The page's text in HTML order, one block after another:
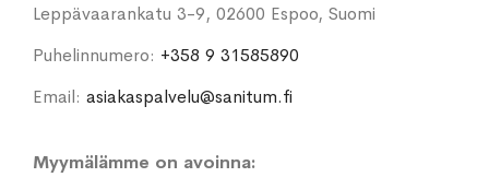
Leppävaarankatu 3-9, 02600 Espoo, Suomi
Puhelinnumero: +358 9 31585890
Email: asiakaspalvelu@sanitum.fi
Myymälämme on avoinna: